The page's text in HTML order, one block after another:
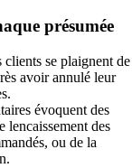
présumée
clients se plaignent de
avoir annulé leur
évoquent des
lencaissement des
ou de la